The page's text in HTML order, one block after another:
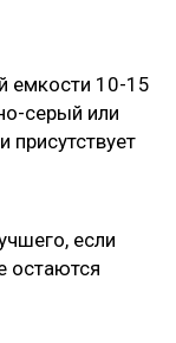
емкости 10-15
серый или
присутствует
если
остаются